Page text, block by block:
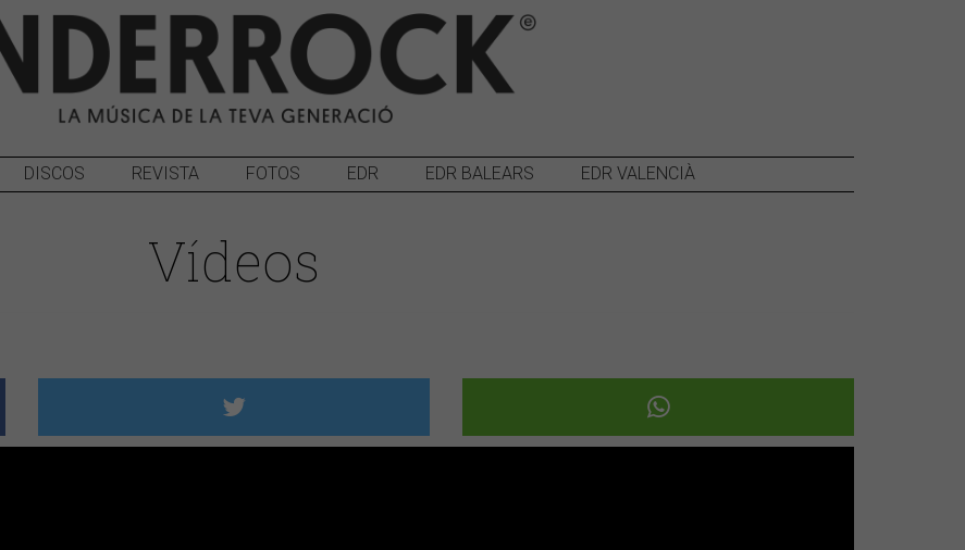
DISCOS REVISTA FOTOS EDR EDR BALEARS EDR VALENCIÀ
Vídeos